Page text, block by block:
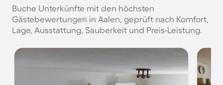
Buche Unterkünfte mit den höchsten
Gästebewertungen in Aalen, geprüft nach Komfort,
Lage, Ausstattung, Sauberkeit und Preis-Leistung.